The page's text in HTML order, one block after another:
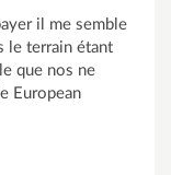
il me semble
le terrain étant
que nos ne
European